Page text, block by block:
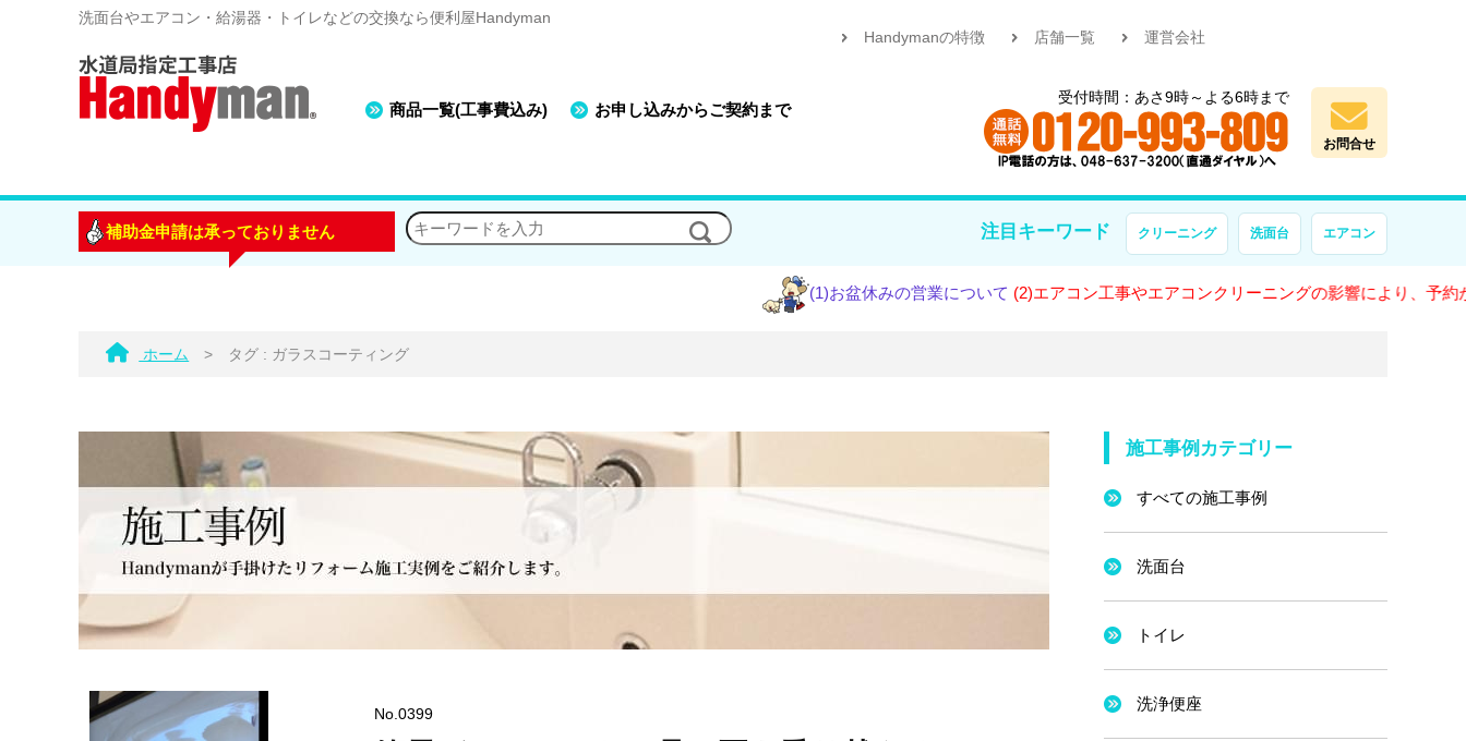
洗面台やエアコン・給湯器・トイレなどの交換なら便利屋Handyman
商品一覧(工事費込み) お申し込みからご契約まで
Handymanの特徴 店舗一覧 運営会社
受付時間：あさ9時～よる6時まで
お問合せ
補助金申請は承っておりません 注目キーワード クリーニング 洗面台 エアコン
(1)お盆休みの営業について(2)エアコン工事やエアコンクリーニングの影響により、予約が大変混雑
ホーム > タグ : ガラスコーティング
No.0399
施工事例カテゴリー
すべての施工事例
洗面台
トイレ
洗浄便座